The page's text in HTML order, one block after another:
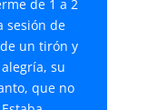
de 1 a 2
sesión de
un tirón y
su
que no